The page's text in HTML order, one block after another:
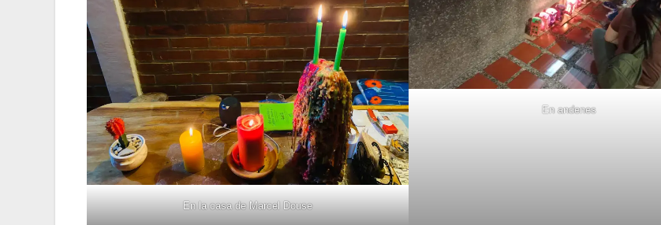
En la casa de Marcel Douse
En andenes